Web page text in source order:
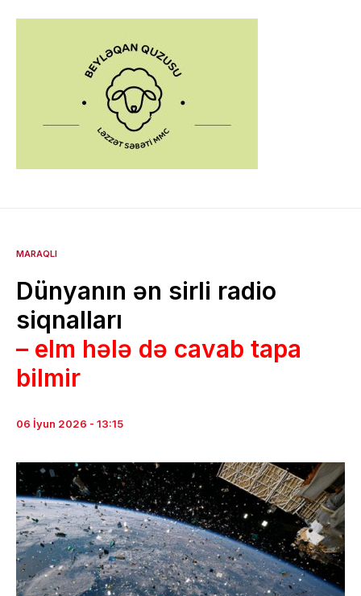
MARAQLI
Dünyanın ən sirli radio
siqnalları
– elm hələ də cavab tapa
bilmir
06 İyun 2026 - 13:15